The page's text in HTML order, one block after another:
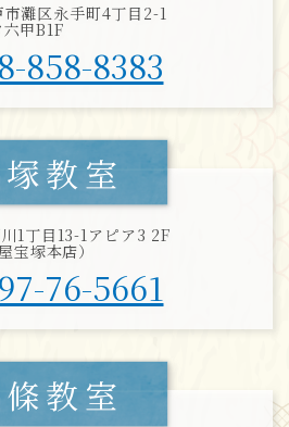
灘区永手町4丁目2-1
甲B1F
858-8383
教室
1丁目13-1アピア3 2F
宝塚本店）
76-5661
教室